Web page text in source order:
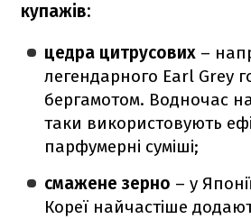
купажів:
цедра цитрусових –
легендарного Earl Grey
бергамотом. Водночас
таки використовують
парфумерні суміші;
смажене зерно – у
Кореї найчастіше